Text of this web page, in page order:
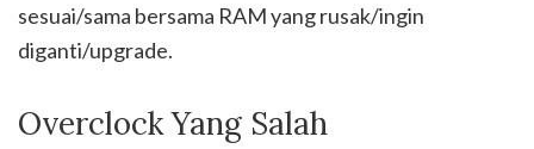
sesuai/sama bersama RAM yang rusak/ingin
diganti/upgrade.
Overclock Yang Salah